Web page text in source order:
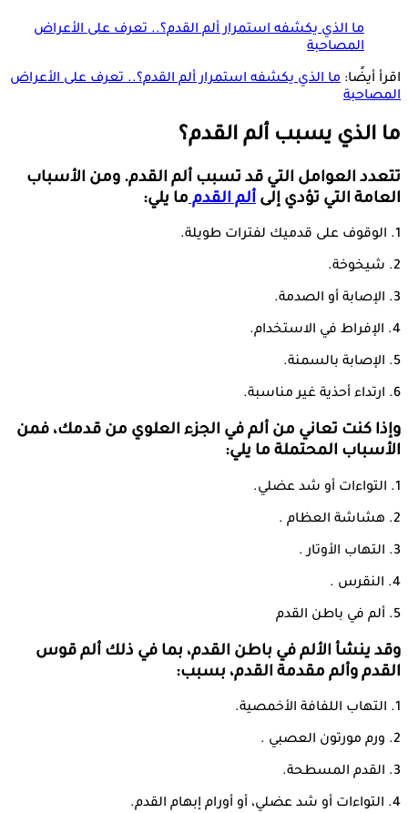
ما الذي يكشفه استمرار ألم القدم؟.. تعرف على الأعراض
المصاحبة
اقرأ أيضًا: ما الذي يكشفه استمرار ألم القدم؟.. تعرف على الأعراض
المصاحبة
ما الذي يسبب ألم القدم؟
تتعدد العوامل التي قد تسبب ألم القدم. ومن الأسباب
العامة التي تؤدي إلى ألم القدمما يلي:
1. الوقوف على قدميك لفترات طويلة.
2. شيخوخة.
3. الإصابة أو الصدمة.
4. الإفراط في الاستخدام.
5. الإصابة بالسمنة.
6. ارتداء أحذية غير مناسبة.
وإذا كنت تعاني من ألم في الجزء العلوي من قدمك، فمن
الأسباب المحتملة ما يلي:
1. التواءات أو شد عضلي.
2. هشاشة العظام .
3. التهاب الأوتار .
4. النقرس .
5. ألم في باطن القدم
وقد ينشأ الألم في باطن القدم، بما في ذلك ألم قوس
القدم وألم مقدمة القدم، بسبب:
1. التهاب اللفافة الأخمصية.
2. ورم مورتون العصبي .
3. القدم المسطحة.
4. التواءات أو شد عضلي، أو أورام إبهام القدم.